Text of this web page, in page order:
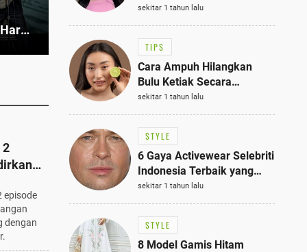
2
episode
dengan
Tahun di Panti Asuhan,
Terlihat Anggun dengan
Kaftan Cokelat
sekitar 1 tahun lalu
TIPS
Cara Ampuh Hilangkan
Bulu Ketiak Secara
Permanen dalam 5
Langkah Sederhana
sekitar 1 tahun lalu
STYLE
6 Gaya Activewear Selebriti
Indonesia Terbaik yang
Bisa Jadi Inspirasi
Fashionmu
sekitar 1 tahun lalu
STYLE
8 Model Gamis Hitam